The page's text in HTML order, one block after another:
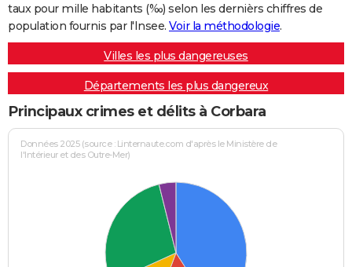
taux pour mille habitants (‰) selon les dernièrs chiffres de
population fournis par l'Insee. Voir la méthodologie.
Villes les plus dangereuses
Départements les plus dangereux
Principaux crimes et délits à Corbara
Données 2025 (source : Linternaute.com d'après le Ministère de
l'Intérieur et des Outre-Mer)